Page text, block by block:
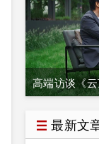
高端访谈《
最新文